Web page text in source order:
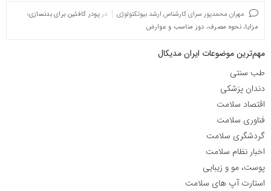
مهران محمدپور سرای کارشناس ارشد بیوتکنولوژی در پودر کافئین برای بدنسازی؛
مزایا، نحوه مصرف، دوز مناسب و عوارض
مهم‌ترین موضوعات ایران مدیکال
طب سنتی
دندان پزشکی
اقتصاد سلامت
فناوری سلامت
گردشگری سلامت
اخبار نظام سلامت
پوست، مو و زیبایی
استارت آپ های سلامت